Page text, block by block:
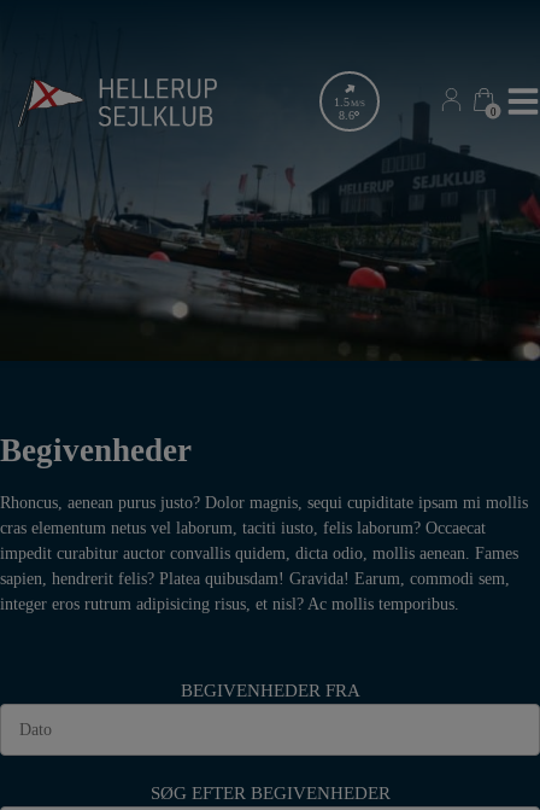
00
1.5 M/S
8.6
Begivenheder
Rhoncus, aenean purus justo? Dolor magnis, sequi cupiditate ipsam mi mollis
cras elementum netus vel laborum, taciti iusto, felis laborum? Occaecat
impedit curabitur auctor convallis quidem, dicta odio, mollis aenean. Fames
sapien, hendrerit felis? Platea quibusdam! Gravida! Earum, commodi sem,
integer eros rutrum adipisicing risus, et nisl? Ac mollis temporibus.
BEGIVENHEDER FRA
SØG EFTER BEGIVENHEDER